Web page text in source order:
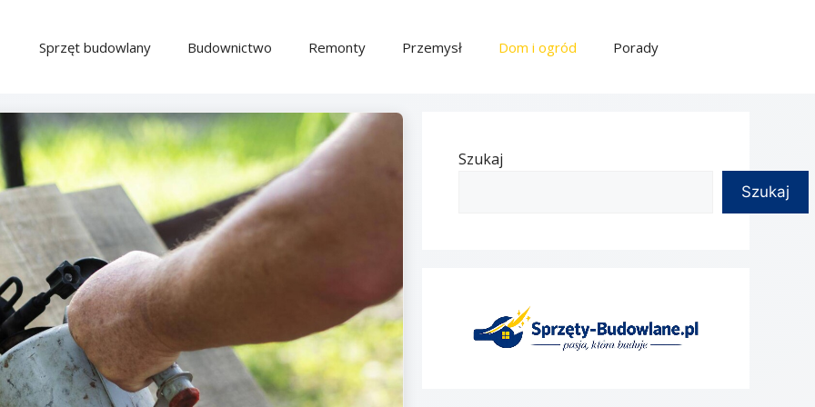
Sprzęt budowlany Budownictwo Remonty Przemysł Dom i ogród Porady
Szukaj
Szukaj